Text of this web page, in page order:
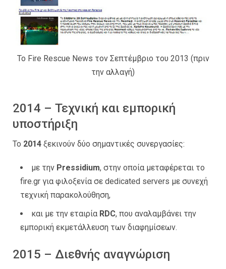
Το Fire Rescue News τον Σεπτέμβριο του 2013 (πριν
την αλλαγή)
2014 – Τεχνική και εμπορική
υποστήριξη
Το 2014 ξεκινούν δύο σημαντικές συνεργασίες:
με την Pressidium, στην οποία μεταφέρεται το
fire.gr για φιλοξενία σε dedicated servers με συνεχή
τεχνική παρακολούθηση,
και με την εταιρία RDC, που αναλαμβάνει την
εμπορική εκμετάλλευση των διαφημίσεων.
2015 – Διεθνής αναγνώριση